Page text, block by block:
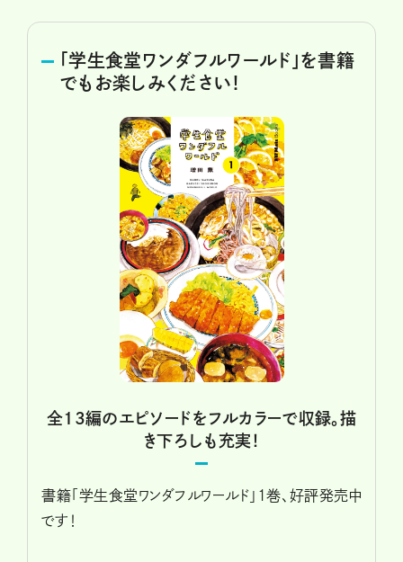
「学生食堂ワンダフルワールド」を書籍
でもお楽しみください！
全13編のエピソードをフルカラーで収録。描
き下ろしも充実！
書籍「学生食堂ワンダフルワールド」1巻、好評発売中
です！